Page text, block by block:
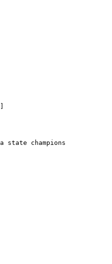
state champions